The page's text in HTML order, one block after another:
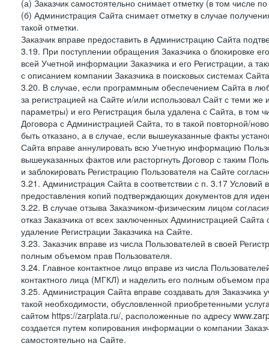
(а) Заказчик самостоятельно снимает отметку (в том числе
(б) Администрация Сайта снимает отметку в случае
такой отметки.
Заказчик вправе предоставить в Администрацию Сайта
3.19. При поступлении обращения Заказчика о блокировке
всей Учетной информации Заказчика и его Регистрации, а
с описанием компании Заказчика в поисковых системах
3.20. В случае, если программным обеспечением Сайта в
за регистрацией на Сайте и/или использовал Сайт с теми
параметры) и его Регистрация была удалена с Сайта, в том
Договора с Администрацией Сайта, то в такой повторной/
быть отказано, а в случае, если вышеуказанные факты
Сайта вправе аннулировать всю Учетную информацию
вышеуказанных фактов или расторгнуть Договор с таким
и заблокировать Регистрацию Пользователя на Сайте
3.21. Администрация Сайта в соответствии с п. 3.17 Условий
предоставления копий подтверждающих документов для
3.22. В случае отзыва Заказчиком-физическим лицом
отказ Заказчика от всех заключенных Администрацией
удаление Регистрации Заказчика на Сайте.
3.23. Заказчик вправе из числа Пользователей в своей
полным объемом прав Пользователя.
3.24. Главное контактное лицо вправе из числа
контактного лица (МГКЛ) и наделить его полным объемом
3.25. Администрация Сайта вправе создавать для
такой необходимости, обусловленной приобретенными
сайтом https://zarplata.ru/, расположенные по адресу
создается путем копирования информации о компании
самостоятельно на Сайте.